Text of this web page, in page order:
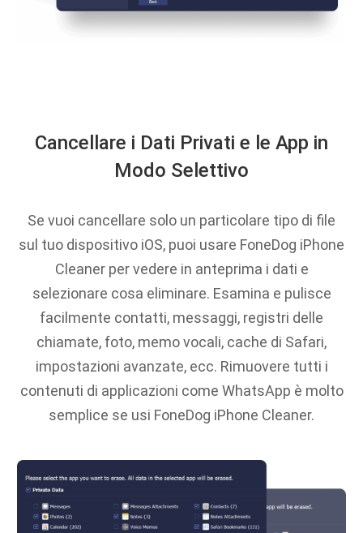
Cancellare i Dati Privati e le App in
Modo Selettivo
Se vuoi cancellare solo un particolare tipo di file
sul tuo dispositivo iOS, puoi usare FoneDog iPhone
Cleaner per vedere in anteprima i dati e
selezionare cosa eliminare. Esamina e pulisce
facilmente contatti, messaggi, registri delle
chiamate, foto, memo vocali, cache di Safari,
impostazioni avanzate, ecc. Rimuovere tutti i
contenuti di applicazioni come WhatsApp è molto
semplice se usi FoneDog iPhone Cleaner.